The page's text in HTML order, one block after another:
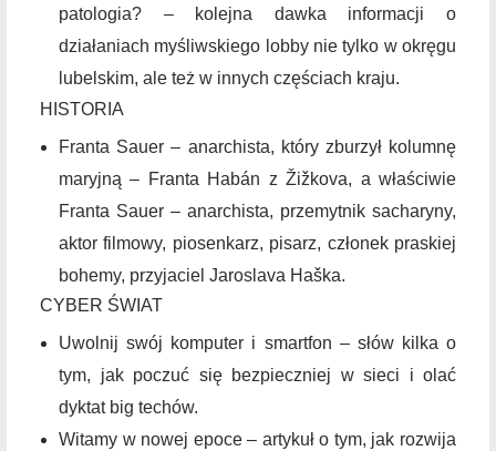
patologia? – kolejna dawka informacji o
działaniach myśliwskiego lobby nie tylko w okręgu
lubelskim, ale też w innych częściach kraju.
HISTORIA
Franta Sauer – anarchista, który zburzył kolumnę
maryjną – Franta Habán z Žižkova, a właściwie
Franta Sauer – anarchista, przemytnik sacharyny,
aktor filmowy, piosenkarz, pisarz, członek praskiej
bohemy, przyjaciel Jaroslava Haška.
CYBER ŚWIAT
Uwolnij swój komputer i smartfon – słów kilka o
tym, jak poczuć się bezpieczniej w sieci i olać
dyktat big techów.
Witamy w nowej epoce – artykuł o tym, jak rozwija